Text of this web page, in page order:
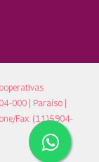
000 | Paraíso |
Fax: (11)5904-